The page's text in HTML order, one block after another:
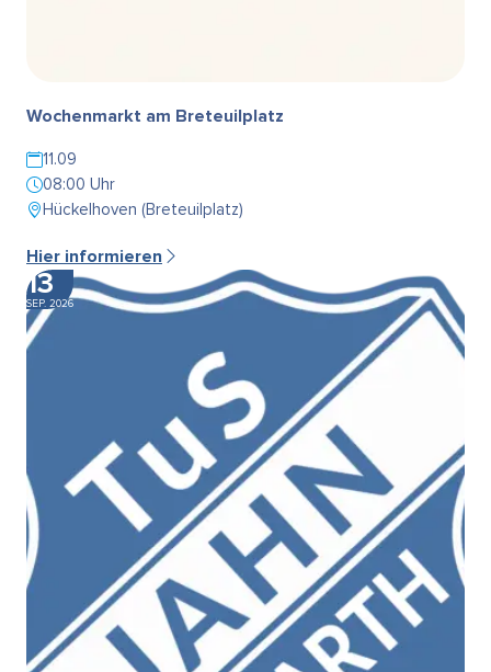
Wochenmarkt am Breteuilplatz
11.09
08:00 Uhr
Hückelhoven (Breteuilplatz)
Hier informieren
13
SEP. 2026